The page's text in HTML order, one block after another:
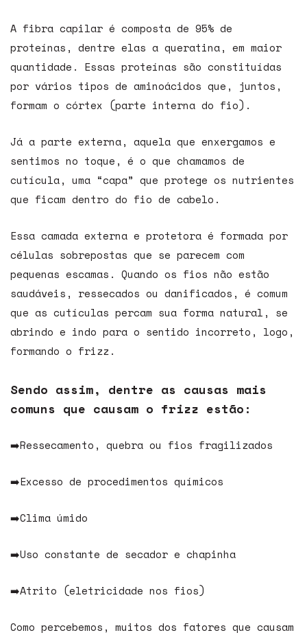
A fibra capilar é composta de 95% de
proteínas, dentre elas a queratina, em maior
quantidade. Essas proteínas são constituídas
por vários tipos de aminoácidos que, juntos,
formam o córtex (parte interna do fio).
Já a parte externa, aquela que enxergamos e
sentimos no toque, é o que chamamos de
cutícula, uma “capa” que protege os nutrientes
que ficam dentro do fio de cabelo.
Essa camada externa e protetora é formada por
células sobrepostas que se parecem com
pequenas escamas. Quando os fios não estão
saudáveis, ressecados ou danificados, é comum
que as cutículas percam sua forma natural, se
abrindo e indo para o sentido incorreto, logo,
formando o frizz.
Sendo assim, dentre as causas mais
comuns que causam o frizz estão:
➡️Ressecamento, quebra ou fios fragilizados
➡️Excesso de procedimentos químicos
➡️Clima úmido
➡️Uso constante de secador e chapinha
➡️Atrito (eletricidade nos fios)
Como percebemos, muitos dos fatores que causam